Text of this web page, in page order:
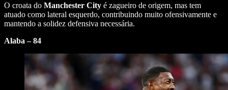
O croata do Manchester City é zagueiro de origem, mas tem
atuado como lateral esquerdo, contribuindo muito ofensivamente e
mantendo a solidez defensiva necessária.
Alaba – 84